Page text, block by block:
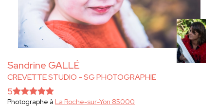
Sandrine GALLÉ
CREVETTE STUDIO - SG PHOTOGRAPHIE
5
Photographe à La Roche-sur-Yon 85000